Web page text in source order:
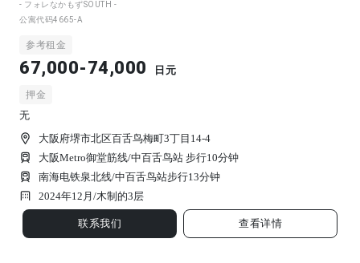
- フォレなかもずSOUTH -
公寓代码4665-A
参考租金
67,000-74,000 日元
押金
无
大阪府堺市北区百舌鸟梅町3丁目14-4
大阪Metro御堂筋线/中百舌鸟站 步行10分钟
南海电铁泉北线/中百舌鸟站步行13分钟
2024年12月/木制的3 层
联系我们 查看详情